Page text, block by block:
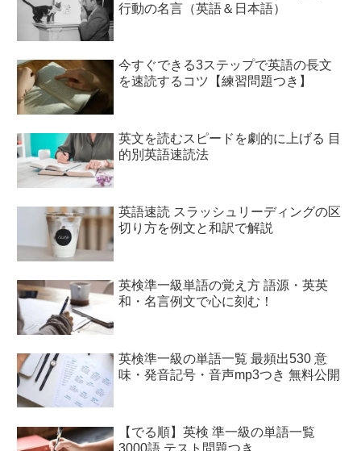
行動の名言（英語＆日本語）
今すぐできる3ステップで英語の長文
を速読するコツ【練習問題つき】
英文を読むスピードを劇的に上げる 目
的別英語速読法
英語速読 スラッシュリーディングの区
切り方を例文と和訳で解説
英検準一級単語の覚え方 語源・英英
和・名言例文で心に刻む！
英検準一級の単語一覧 最頻出530 意
味・発音記号・音声mp3つき 無料公開
【でる順】英検 準一級の単語一覧
3000語 テスト問題つき